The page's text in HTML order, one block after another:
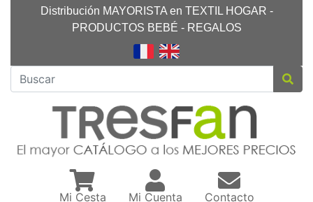
Distribución MAYORISTA en TEXTIL HOGAR -
PRODUCTOS BEBÉ - REGALOS
Mi Cesta Mi Cuenta Contacto